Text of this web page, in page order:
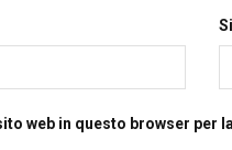
web in questo browser per